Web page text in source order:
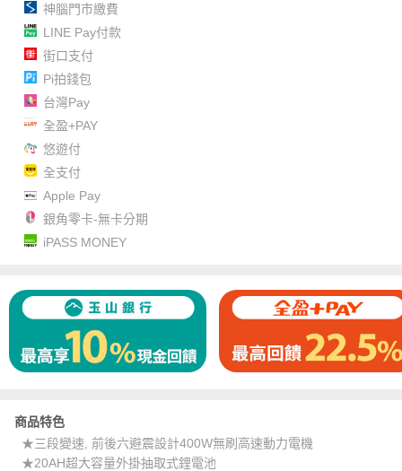
神腦門市繳費
LINE Pay付款
街口支付
Pi拍錢包
台灣Pay
全盈+PAY
悠遊付
全支付
Apple Pay
銀角零卡-無卡分期
iPASS MONEY
商品特色
★三段變速, 前後六避震設計400W無刷高速動力電機
★20AH超大容量外掛抽取式鋰電池